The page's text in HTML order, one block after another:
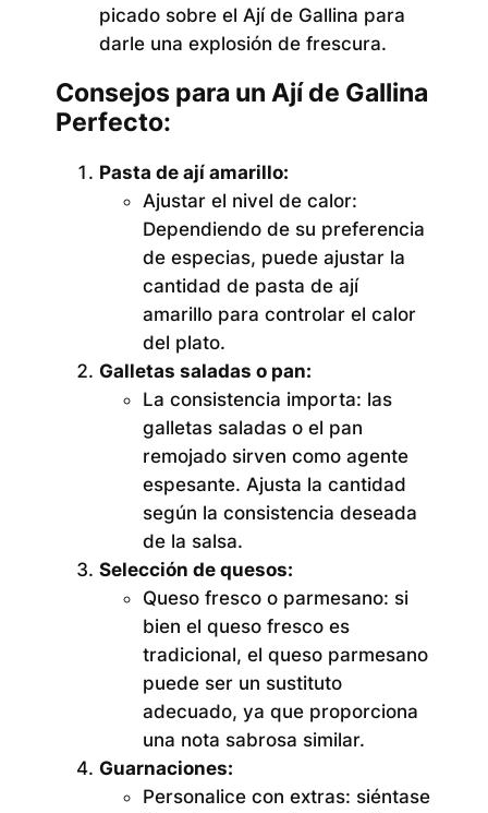
picado sobre el Ají de Gallina para
darle una explosión de frescura.
Consejos para un Ají de Gallina
Perfecto:
Pasta de ají amarillo:
Ajustar el nivel de calor:
Dependiendo de su preferencia
de especias, puede ajustar la
cantidad de pasta de ají
amarillo para controlar el calor
del plato.
Galletas saladas o pan:
La consistencia importa: las
galletas saladas o el pan
remojado sirven como agente
espesante. Ajusta la cantidad
según la consistencia deseada
de la salsa.
Selección de quesos:
Queso fresco o parmesano: si
bien el queso fresco es
tradicional, el queso parmesano
puede ser un sustituto
adecuado, ya que proporciona
una nota sabrosa similar.
Guarnaciones:
Personalice con extras: siéntase